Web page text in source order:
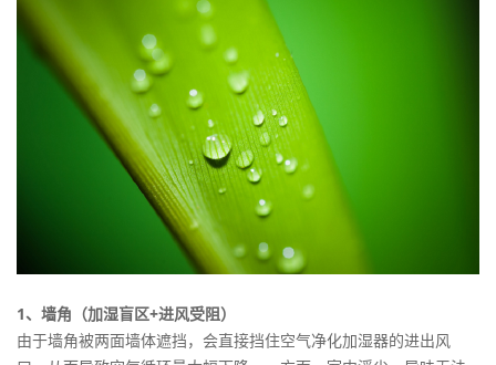
1、墙角（加湿盲区+进风受阻）
由于墙角被两面墙体遮挡，会直接挡住空气净化加湿器的进出风